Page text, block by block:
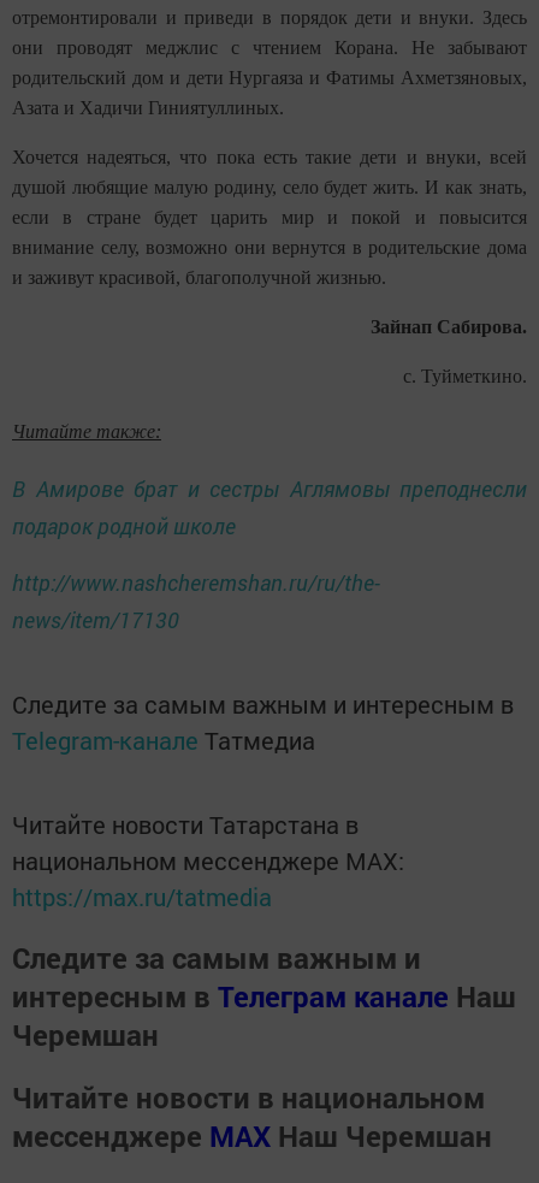
отремонтировали и приведи в порядок дети и внуки. Здесь
они проводят меджлис с чтением Корана. Не забывают
родительский дом и дети Нургаяза и Фатимы Ахметзяновых,
Азата и Хадичи Гиниятуллиных.
Хочется надеяться, что пока есть такие дети и внуки, всей
душой любящие малую родину, село будет жить. И как знать,
если в стране будет царить мир и покой и повысится
внимание селу, возможно они вернутся в родительские дома
и заживут красивой, благополучной жизнью.
Зайнап Сабирова.
с. Туйметкино.
Читайте также:
В Амирове брат и сестры Аглямовы преподнесли
подарок родной школе
http://www.nashcheremshan.ru/ru/the-
news/item/17130
Следите за самым важным и интересным в
Telegram-канале Татмедиа
Читайте новости Татарстана в
национальном мессенджере MАХ:
https://max.ru/tatmedia
Следите за самым важным и
интересным в Телеграм канале Наш
Черемшан
Читайте новости в национальном
мессенджере MАХ Наш Черемшан